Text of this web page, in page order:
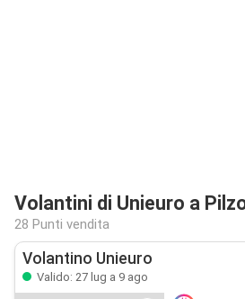
Volantini di Unieuro a
28 Punti vendita
Volantino Unieuro
Valido: 27 lug a 9 ago